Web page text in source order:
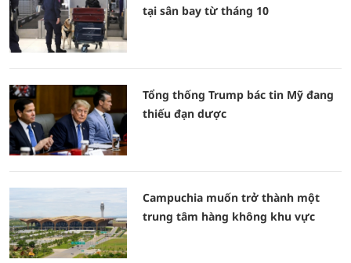
tại sân bay từ tháng 10
Tổng thống Trump bác tin Mỹ đang
thiếu đạn dược
Campuchia muốn trở thành một
trung tâm hàng không khu vực